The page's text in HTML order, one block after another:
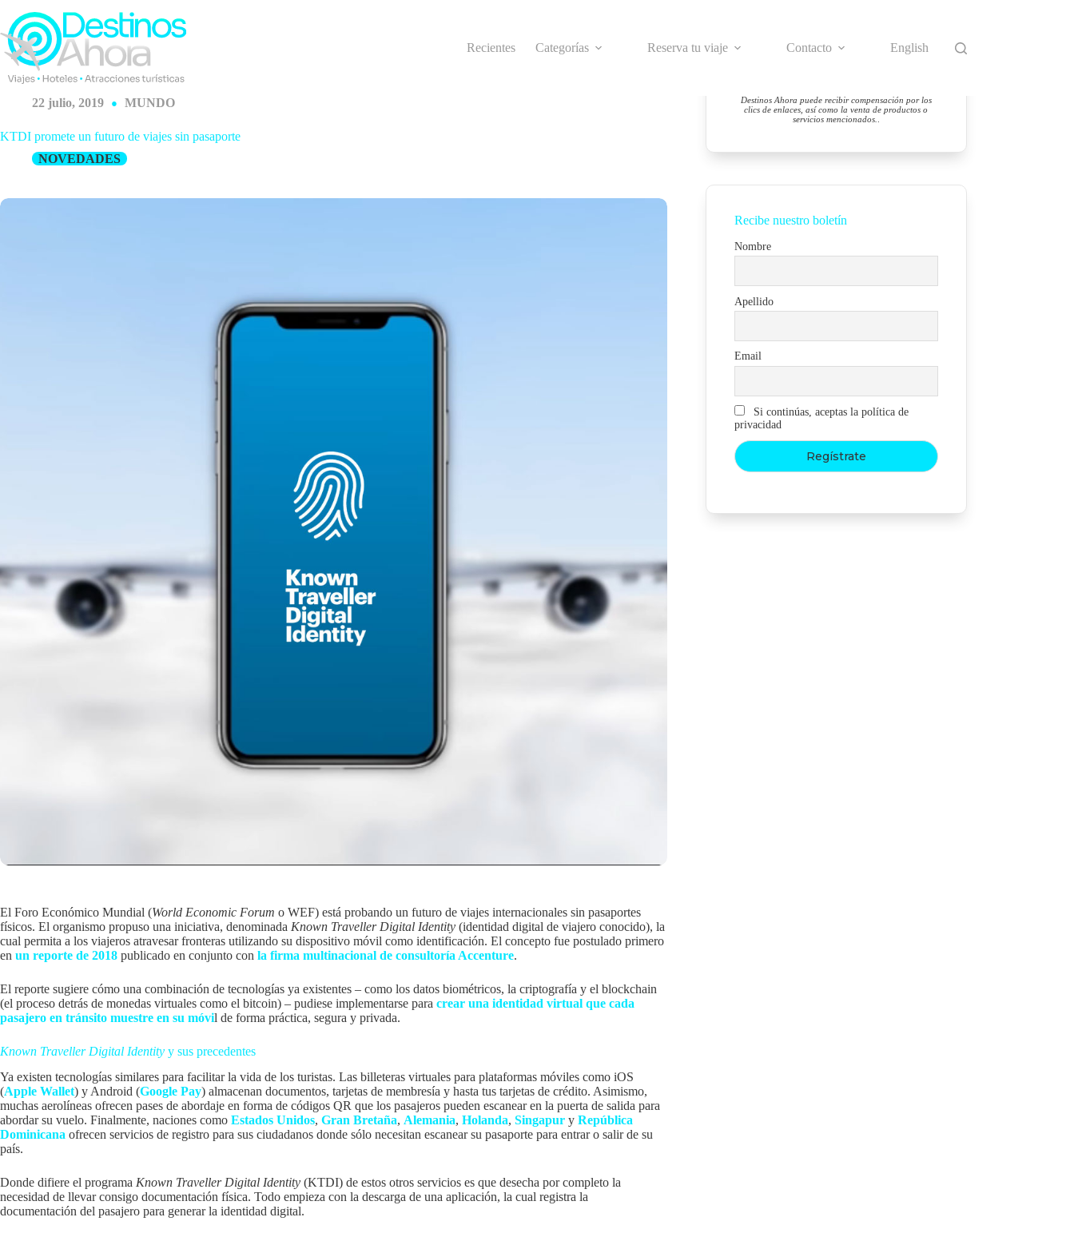
contenido
Recientes
Categorías Reserva tu viaje Contacto English
22 julio, 2019 MUNDO
KTDI promete un futuro de viajes sin pasaporte
NOVEDADES
El Foro Económico Mundial (World Economic Forum o WEF) está probando un futuro de viajes internacionales sin pasaportes
físicos. El organismo propuso una iniciativa, denominada Known Traveller Digital Identity (identidad digital de viajero conocido), la
cual permita a los viajeros atravesar fronteras utilizando su dispositivo móvil como identificación. El concepto fue postulado primero
en un reporte de 2018 publicado en conjunto con la firma multinacional de consultoría Accenture.
El reporte sugiere cómo una combinación de tecnologías ya existentes – como los datos biométricos, la criptografía y el blockchain
(el proceso detrás de monedas virtuales como el bitcoin) – pudiese implementarse para crear una identidad virtual que cada
pasajero en tránsito muestre en su móvil de forma práctica, segura y privada.
Known Traveller Digital Identity y sus precedentes
Ya existen tecnologías similares para facilitar la vida de los turistas. Las billeteras virtuales para plataformas móviles como iOS
(Apple Wallet) y Android (Google Pay) almacenan documentos, tarjetas de membresía y hasta tus tarjetas de crédito. Asimismo,
muchas aerolíneas ofrecen pases de abordaje en forma de códigos QR que los pasajeros pueden escanear en la puerta de salida para
abordar su vuelo. Finalmente, naciones como Estados Unidos, Gran Bretaña, Alemania, Holanda, Singapur y República
Dominicana ofrecen servicios de registro para sus ciudadanos donde sólo necesitan escanear su pasaporte para entrar o salir de su
país.
Donde difiere el programa Known Traveller Digital Identity (KTDI) de estos otros servicios es que desecha por completo la
necesidad de llevar consigo documentación física. Todo empieza con la descarga de una aplicación, la cual registra la
documentación del pasajero para generar la identidad digital.
Destinos Ahora puede recibir compensación por los
clics de enlaces, así como la venta de productos o
servicios mencionados.
Recibe nuestro boletín
Nombre
Apellido
Email
Si continúas, aceptas la política de
privacidad